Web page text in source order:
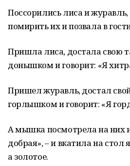
Поссорились лиса и
помирить их и позвала в
Пришла лиса, достала свою
донышком и говорит: «Я
Пришел журавль, достал
горлышком и говорит: «Я
А мышка посмотрела на них
добрая», – и вкатила на стол
а золотое.